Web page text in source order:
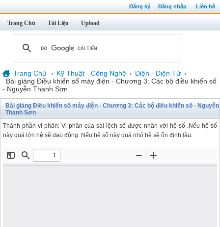
Đăng ký Đăng nhập Liên hệ
Trang Chủ Tài Liệu Upload
Trang Chủ › Kỹ Thuật - Công Nghệ › Điện - Điện Tử ›
Bài giảng Điều khiển số máy điện - Chương 3: Các bộ điều khiển số
- Nguyễn Thanh Sơn
Bài giảng Điều khiển số máy điện - Chương 3: Các bộ điều khiển số - Nguyễn
Thanh Sơn
Thành phần vi phân: Vi phân của sai lệch sẽ được nhân với hệ số .Nếu hệ số
này quá lớn hệ sẽ dao động. Nếu hệ số này quá nhỏ hệ sẽ ổn định lâu.